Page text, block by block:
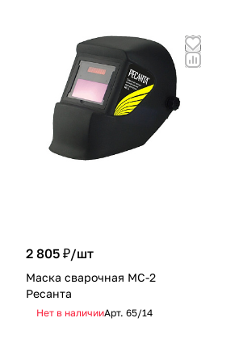
2 805 ₽/шт
Маска сварочная МС-2
Ресанта
Нет в наличииАрт. 65/14